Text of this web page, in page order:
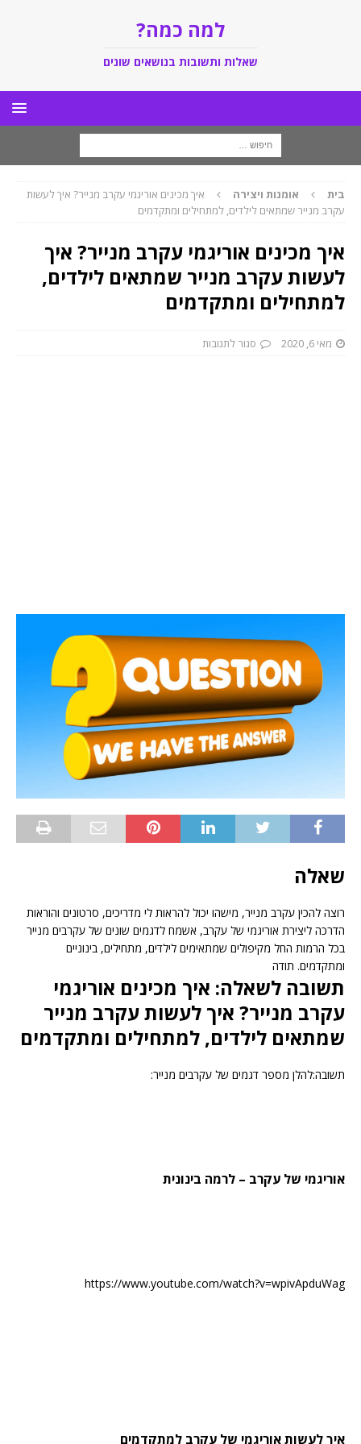
למה כמה?
שאלות ותשובות בנושאים שונים
בית אומנות ויצירה
איך מכינים אוריגמי עקרב מנייר? איך לעשות
עקרב מנייר שמתאים לילדים, למתחילים ומתקדמים
איך מכינים אוריגמי עקרב מנייר? איך
לעשות עקרב מנייר שמתאים לילדים,
למתחילים ומתקדמים
מאי 6, 2020 סגור לתגובות
שאלה
רוצה להכין עקרב מנייר, מישהו יכול להראות לי מדריכים, סרטונים והוראות
הדרכה ליצירת אוריגמי של עקרב, אשמח לדגמים שונים של עקרבים מנייר
בכל הרמות החל מקיפולים שמתאימים לילדים, מתחילים, בינוניים
ומתקדמים. תודה
תשובה לשאלה: איך מכינים אוריגמי
עקרב מנייר? איך לעשות עקרב מנייר
שמתאים לילדים, למתחילים ומתקדמים
תשובה:להלן מספר דגמים של עקרבים מנייר:
אוריגמי של עקרב – לרמה בינונית
https://www.youtube.com/watch?v=wpivApduWag
איך לעשות אוריגמי של עקרב למתקדמים